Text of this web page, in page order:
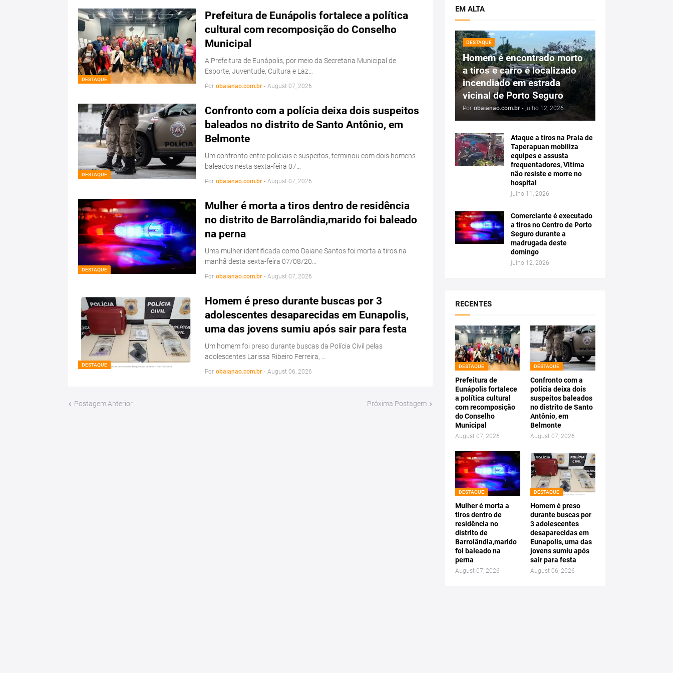
DESTAQUE
Prefeitura de Eunápolis fortalece a política
cultural com recomposição do Conselho
Municipal
A Prefeitura de Eunápolis, por meio da Secretaria Municipal de
Esporte, Juventude, Cultura e Laz…
Por obaianao.com.br - August 07, 2026
DESTAQUE
Confronto com a polícia deixa dois suspeitos
baleados no distrito de Santo Antônio, em
Belmonte
Um confronto entre policiais e suspeitos, terminou com dois homens
baleados nesta sexta-feira 07…
Por obaianao.com.br - August 07, 2026
DESTAQUE
Mulher é morta a tiros dentro de residência
no distrito de Barrolândia,marido foi baleado
na perna
Uma mulher identificada como Daiane Santos foi morta a tiros na
manhã desta sexta-feira 07/08/20…
Por obaianao.com.br - August 07, 2026
DESTAQUE
Homem é preso durante buscas por 3
adolescentes desaparecidas em Eunapolis,
uma das jovens sumiu após sair para festa
Um homem foi preso durante buscas da Polícia Civil pelas
adolescentes Larissa Ribeiro Ferreira, …
Por obaianao.com.br - August 06, 2026
Postagem Anterior Próxima Postagem
EM ALTA
DESTAQUE
Homem é encontrado morto
a tiros e carro é localizado
incendiado em estrada
vicinal de Porto Seguro
Por obaianao.com.br - julho 12, 2026
Ataque a tiros na Praia de
Taperapuan mobiliza
equipes e assusta
frequentadores, Vitima
não resiste e morre no
hospital
julho 11, 2026
Comerciante é executado
a tiros no Centro de Porto
Seguro durante a
madrugada deste
domingo
julho 12, 2026
RECENTES
DESTAQUE
Prefeitura de
Eunápolis fortalece
a política cultural
com recomposição
do Conselho
Municipal
August 07, 2026
DESTAQUE
Confronto com a
polícia deixa dois
suspeitos baleados
no distrito de Santo
Antônio, em
Belmonte
August 07, 2026
DESTAQUE
Mulher é morta a
tiros dentro de
residência no
distrito de
Barrolândia,marido
foi baleado na
perna
August 07, 2026
DESTAQUE
Homem é preso
durante buscas por
3 adolescentes
desaparecidas em
Eunapolis, uma das
jovens sumiu após
sair para festa
August 06, 2026